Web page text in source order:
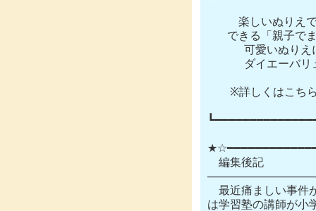
楽しいぬりえで
できる「親子
可愛いぬりえに
ダイエーバリュ
※詳しくはこちら　
編集後記　　  　　
最近痛ましい事件
は学習塾の講師が小